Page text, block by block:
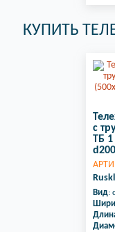
КУПИТЬ
с
ТБ 1
Вид: